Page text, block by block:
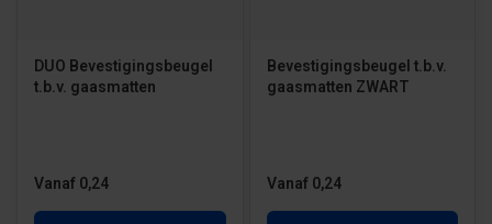
DUO Bevestigingsbeugel
t.b.v. gaasmatten
Vanaf 0,24
Bevestigingsbeugel t.b.v.
gaasmatten ZWART
Vanaf 0,24